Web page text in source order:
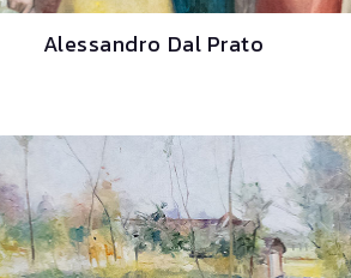
Alessandro Dal Prato